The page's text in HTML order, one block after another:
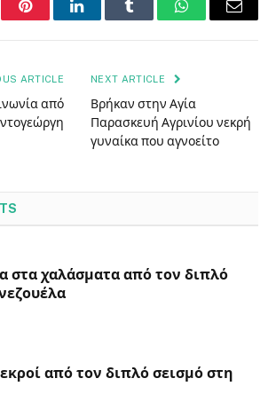
PinterestLinkedInTumblr WhatsAppEmail
ARTICLE
από
NEXT ARTICLE
Βρήκαν στην Αγία
Παρασκευή Αγρινίου νεκρή
γυναίκα που αγνοείτο
στα χαλάσματα από τον διπλό
από τον διπλό σεισμό στη